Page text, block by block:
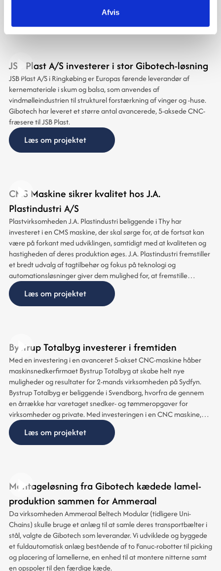
Afvis
JSB Plast A/S investerer i stor Gibotech-løsning
JSB Plast A/S i Ringkøbing er Europas førende leverandør af
kernemateriale i skum og balsa, som anvendes af
vindmølleindustrien til strukturel forstærkning af vinger og ‑huse.
Gibotech har leveret et større antal avancerede, 5‑aksede CNC-
fræsere til JSB Plast.
Læs om projektet
CMS Maskine sikrer kvalitet hos J.A.
Plastindustri A/S
Plastvirksomheden J.A. Plastindustri beliggende i Thy har
investeret i en CMS maskine, der skal sørge for, at de fortsat kan
være på forkant med udviklingen, samtidigt med at kvaliteten og
hastigheden af deres produktion øges. J.A. Plastindustri fremstiller
et bredt udvalg af tagtilbehør og fokus på teknologi og
automationsløsninger giver dem mulighed for, at fremstille
individuelle tagtilbehørsprogrammer efter tagproducents eller
tagimportørs ønsker og behov.Med et moderne
produktionsapparat er det muligt for J.A. Plastindustri at sikre
Læs om projektet
Bystrup Totalbyg investerer i fremtiden
Med en investering i en avanceret 5‑akset CNC-maskine håber
maskinsnedkerfirmaet Bystrup Totalbyg at skabe helt nye
muligheder og resultater for 2‑mands virksomheden på Sydfyn.
Bystrup Totalbyg er beliggende i Svendborg, hvorfra de gennem
en årrække har varetaget snedker- og tømmeropgaver for
virksomheder og private. Med investeringen i en CNC maskine,
håber Bystrup Totalbyg dog også på, at få adgang til et nyt
marked med spændende fremtidsperspektiver.
Læs om projektet
Montageløsning fra Gibotech kædede lamel-
produktion sammen for Ammeraal
Da virksomheden Ammeraal Beltech Modular (tidligere Uni-
Chains) skulle bruge et anlæg til at samle deres transportbælter i
stål, valgte de Gibotech som leverandør. Vi udviklede og byggede
et fuldautomatisk anlæg bestående af to Fanuc-robotter til picking
og placering af lamellerne, en enhed til at montere nitterne samt
en opspoler til den færdige kæde.